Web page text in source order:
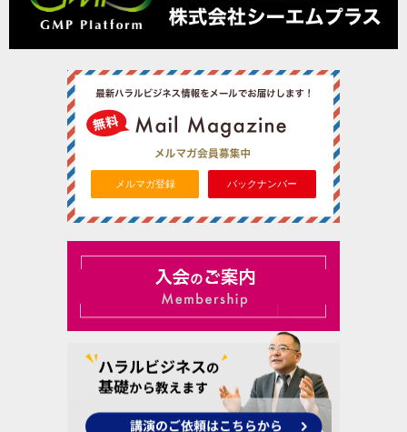
メルマガ登録 バックナンバー